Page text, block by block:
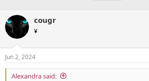
e
a
d
s
t
a
r
r
a
e
cougr
¥
Jun 2, 2024
Alexandra said: